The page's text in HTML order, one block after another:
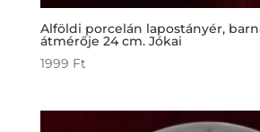
Alföldi porcelán lapostányér,
átmérője 24 cm. Jókai
1999 Ft